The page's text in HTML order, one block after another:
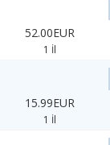
52.00EUR
1 İl
15.99EUR
1 İl